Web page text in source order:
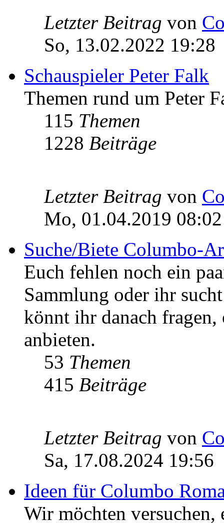
Letzter Beitrag von
So, 13.02.2022 19:28
Schauspieler Peter Falk
Themen rund um Peter
115 Themen
1228 Beiträge
Letzter Beitrag von
Mo, 01.04.2019 08:02
Suche/Biete Columbo-
Euch fehlen noch ein
Sammlung oder ihr
könnt ihr danach
anbieten.
53 Themen
415 Beiträge
Letzter Beitrag von
Sa, 17.08.2024 19:56
Ideen für Columbo
Wir möchten